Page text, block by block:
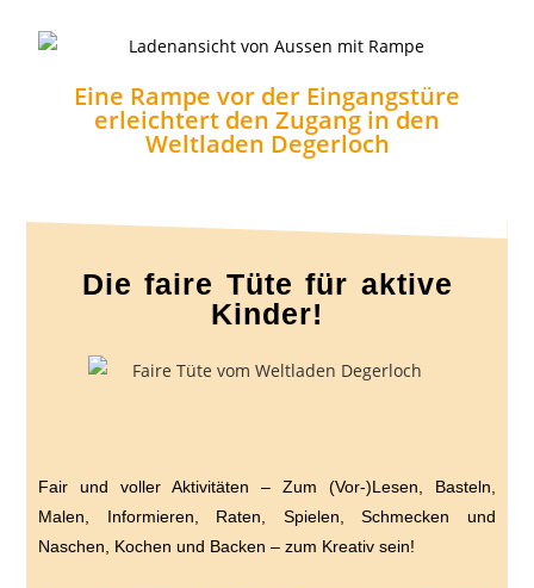
Eine Rampe vor der Eingangstüre
erleichtert den Zugang in den
Weltladen Degerloch
Die faire Tüte für aktive
Kinder!
Fair und voller Aktivitäten – Zum (Vor-)Lesen, Basteln,
Malen, Informieren, Raten, Spielen, Schmecken und
Naschen, Kochen und Backen – zum Kreativ sein!